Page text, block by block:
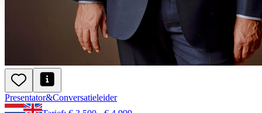
Presentator&Conversatieleider